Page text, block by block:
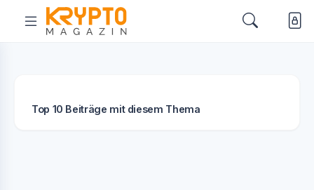
Top 10 Beiträge mit diesem Thema